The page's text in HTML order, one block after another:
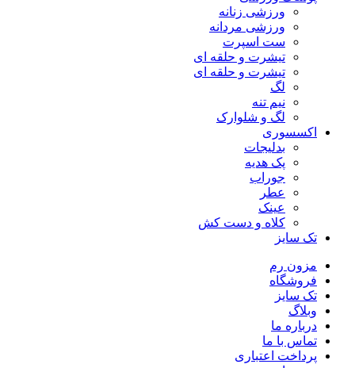
ورزشی زنانه
ورزشی مردانه
ست اسپرت
تیشرت و حلقه ای
تیشرت و حلقه ای
لگ
نیم تنه
لگ و شلوارک
اکسسوری
بدلیجات
پک هدیه
جوراب
عطر
عینک
کلاه و دست کش
تک سایز
مزون رم
فروشگاه
تک سایز
وبلاگ
درباره ما
تماس با ما
پرداخت اعتباری